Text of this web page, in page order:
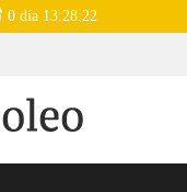
0 día 13:28:21